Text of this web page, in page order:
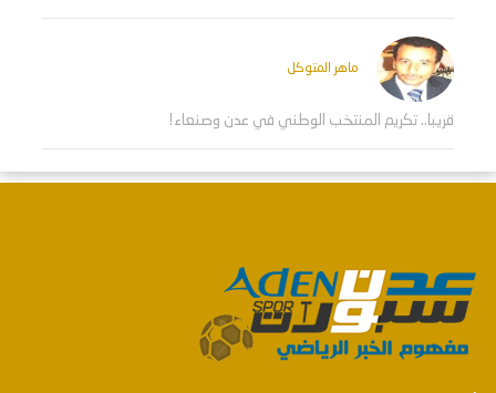
ماهر المتوكل
قريبا.. تكريم المنتخب الوطني في عدن وصنعاء!